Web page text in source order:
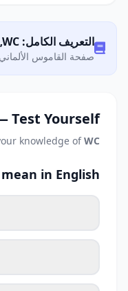
التعريف الكامل: Was bedeutet „WC"?
صفحة القاموس
Test Yourself
knowledge ofWC
in English?